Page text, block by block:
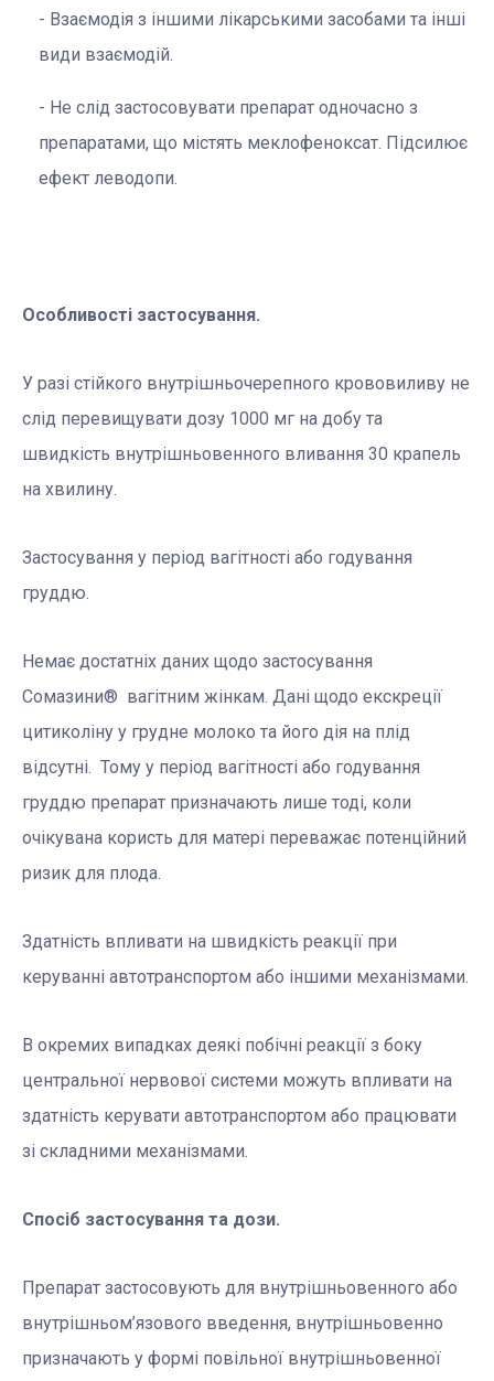
Взаємодія з іншими лікарськими засобами та інші
види взаємодій.
Не слід застосовувати препарат одночасно з
препаратами, що містять меклофеноксат. Підсилює
ефект леводопи.
Особливості застосування.
У разі стійкого внутрішньочерепного крововиливу не
слід перевищувати дозу 1000 мг на добу та
швидкість внутрішньовенного вливання 30 крапель
на хвилину.
Застосування у період вагітності або годування
груддю.
Немає достатніх даних щодо застосування
Сомазини® вагітним жінкам. Дані щодо екскреції
цитиколіну у грудне молоко та його дія на плід
відсутні. Тому у період вагітності або годування
груддю препарат призначають лише тоді, коли
очікувана користь для матері переважає потенційний
ризик для плода.
Здатність впливати на швидкість реакції при
керуванні автотранспортом або іншими механізмами.
В окремих випадках деякі побічні реакції з боку
центральної нервової системи можуть впливати на
здатність керувати автотранспортом або працювати
зі складними механізмами.
Спосіб застосування та дози.
Препарат застосовують для внутрішньовенного або
внутрішньом’язового введення, внутрішньовенно
призначають у формі повільної внутрішньовенної